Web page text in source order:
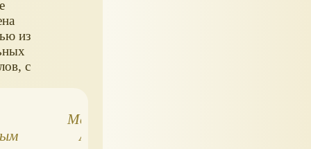
из
с
Малыши детки
Анне Геддес